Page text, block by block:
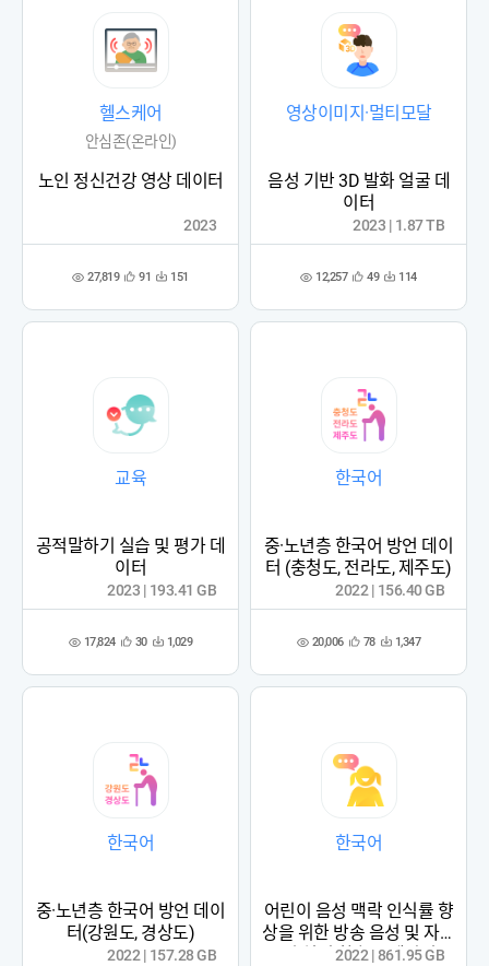
헬스케어
안심존(온라인)
노인 정신건강 영상 데이터
조 27,819 관
록
91 다 151
2023
영상이미지·멀티모달
음성 기반 3D 발화 얼굴 데
이터
조 12,257 관
록
49 다 114
2023 | 1.87 TB
교육
공적말하기 실습 및 평가 데
이터
조 17,824 관
록
30 다 1,029
2023 | 193.41 GB
한국어
중·노년층 한국어 방언 데이
터 (충청도, 전라도, 제주도)
조 20,006 관
록
78 다 1,347
2022 | 156.40 GB
한국어
중·노년층 한국어 방언 데이
터(강원도, 경상도)
2022 | 157.28 GB
한국어
어린이 음성 맥락 인식률 향
상을 위한 방송 음성 및 자연
어 처리 학습용 데이터
2022 | 861.95 GB